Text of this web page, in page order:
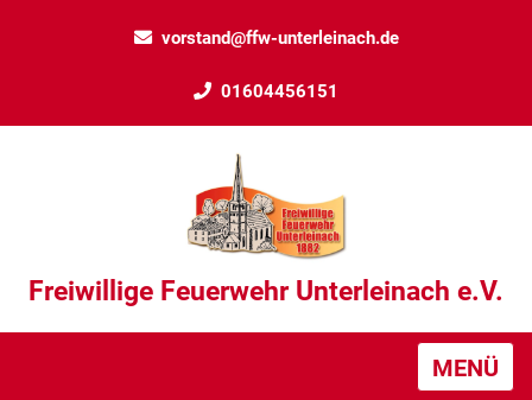
vorstand@ffw-unterleinach.de
01604456151
Freiwillige Feuerwehr Unterleinach e.V.
MENÜ